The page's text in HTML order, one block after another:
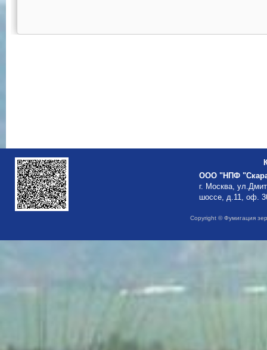
ООО "НПФ
г. Москва,
шоссе, д.11, оф.
Copyright © Фумигация